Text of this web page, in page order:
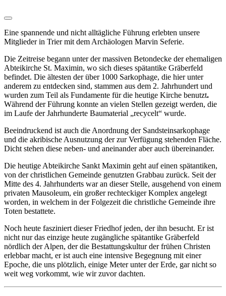
Eine spannende und nicht alltägliche Führung erlebten unsere
Mitglieder in Trier mit dem Archäologen Marvin Seferie.
Die Zeitreise begann unter der massiven Betondecke der ehemaligen
Abteikirche St. Maximin, wo sich dieses spätantike Gräberfeld
befindet. Die ältesten der über 1000 Sarkophage, die hier unter
anderem zu entdecken sind, stammen aus dem 2. Jahrhundert und
wurden zum Teil als Fundamente für die heutige Kirche benutzt.
Während der Führung konnte an vielen Stellen gezeigt werden, die
im Laufe der Jahrhunderte Baumaterial „recycelt“ wurde.
Beeindruckend ist auch die Anordnung der Sandsteinsarkophage
und die akribische Ausnutzung der zur Verfügung stehenden Fläche.
Dicht stehen diese neben- und aneinander aber auch übereinander.
Die heutige Abteikirche Sankt Maximin geht auf einen spätantiken,
von der christlichen Gemeinde genutzten Grabbau zurück. Seit der
Mitte des 4. Jahrhunderts war an dieser Stelle, ausgehend von einem
privaten Mausoleum, ein großer rechteckiger Komplex angelegt
worden, in welchem in der Folgezeit die christliche Gemeinde ihre
Toten bestattete.
Noch heute fasziniert dieser Friedhof jeden, der ihn besucht. Er ist
nicht nur das einzige heute zugängliche spätantike Gräberfeld
nördlich der Alpen, der die Bestattungskultur der frühen Christen
erlebbar macht, er ist auch eine intensive Begegnung mit einer
Epoche, die uns plötzlich, einige Meter unter der Erde, gar nicht so
weit weg vorkommt, wie wir zuvor dachten.